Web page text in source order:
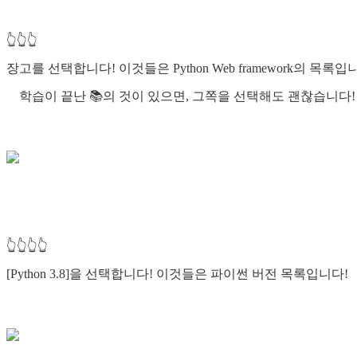
👆👆👆
장고를 선택합니다! 이것들은 Python Web framework의 목록입
학습이 끝난 📚의 것이 있으면, 그쪽을 선택해도 괜찮습니다!
👆👆👆👆
[Python 3.8]을 선택합니다! 이것들은 파이썬 버전 목록입니다!